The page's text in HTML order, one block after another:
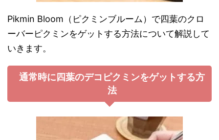
Pikmin Bloom（ピクミンブルーム）で四葉のクロ
ーバーピクミンをゲットする方法について解説して
いきます。
通常時に四葉のデコピクミンをゲットする方
法